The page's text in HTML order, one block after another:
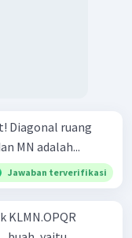
MN adalah...
Jawaban terverifikasi